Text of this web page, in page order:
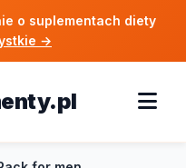
o suplementach diety
→